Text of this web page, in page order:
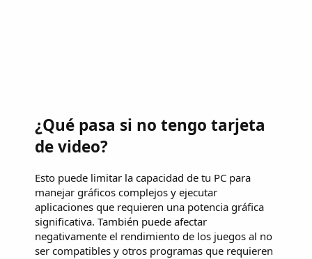
¿Qué pasa si no tengo tarjeta
de video?
Esto puede limitar la capacidad de tu PC para
manejar gráficos complejos y ejecutar
aplicaciones que requieren una potencia gráfica
significativa. También puede afectar
negativamente el rendimiento de los juegos al no
ser compatibles y otros programas que requieren